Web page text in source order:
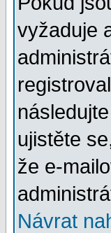
vyžaduje
ujistěte
že e-
Návrat